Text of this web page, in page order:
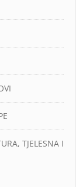
TJELESNA I